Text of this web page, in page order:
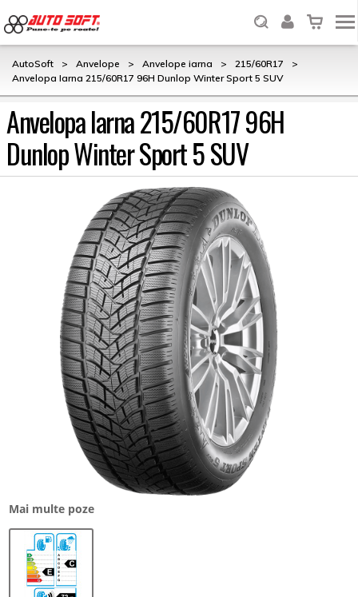
AutoSoft > Anvelope > Anvelope iarna > 215/60R17
>
Anvelopa Iarna 215/60R17 96H Dunlop Winter Sport 5 SUV
Anvelopa Iarna 215/60R17 96H
Dunlop Winter Sport 5 SUV
Mai multe poze